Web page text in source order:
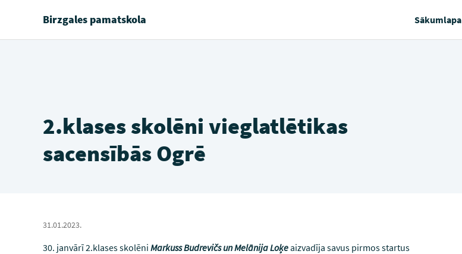
Birzgales pamatskola Sākumlapa
2.klases skolēni vieglatlētikas
sacensībās Ogrē
31.01.2023.
30. janvārī 2.klases skolēni Markuss Budrevičs un Melānija Loķeaizvadīja savus pirmos startus